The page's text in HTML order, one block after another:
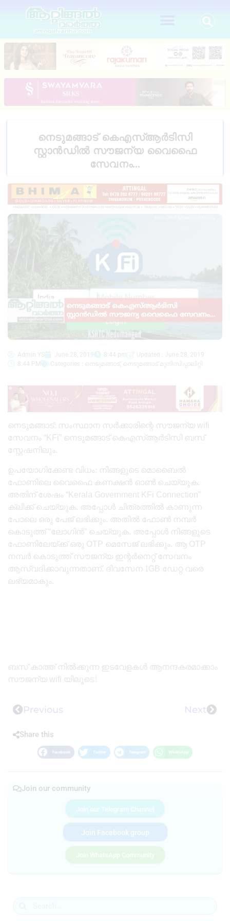
നെടുമങ്ങാട് കെഎസ്ആർടിസി
സ്റ്റാൻഡിൽ സൗജന്യ വൈഫൈ
സേവനം…
Admin YS June 28, 2019 8:44 pm
Updated : June 28, 2019
8:44 PM
Categories : നെടുമങ്ങാട് നെടുമങ്ങാട് മുനിസിപ്പാലിറ്റി
നെടുമങ്ങാട്: സംസ്ഥാന സർക്കാരിന്റെ സൗജന്യ wifi
സേവനം “KFi” നെടുമങ്ങാട് കെഎസ്ആർടിസി ബസ്
സ്റ്റേഷനിലും.
ഉപയോഗിക്കേണ്ട വിധം: നിങ്ങളുടെ മൊബൈൽ
ഫോണിലെ വൈഫൈ കണക്ഷൻ ഓൺ ചെയ്യുക.
അതിന് ശേഷം “Kerala Government KFi Connection”
ക്ലിക്ക് ചെയ്യുക. അപ്പോൾ ചിത്രത്തിൽ കാണുന്ന
പോലെ ഒരു പേജ് ലഭിക്കും. അതിൽ ഫോൺ നമ്പർ
കൊടുത്ത് “ലോഗിൻ” ചെയ്യുക. അപ്പോൾ നിങ്ങളുടെ
ഫോണിലേയ്ക്ക് ഒരു OTP മെസേജ് ലഭിക്കും. ആ OTP
നമ്പർ കൊടുത്ത് സൗജന്യ ഇന്റർനെറ്റ് സേവനം
ആസ്വദിക്കാവുന്നതാണ്. ദിവസേന 1GB ഡേറ്റ വരെ
ലഭ്യമാകും.
ബസ് കാത്ത് നിൽക്കുന്ന ഇടവേളകൾ ആനന്ദകരമാക്കാം
സൗജന്യ wifi യിലൂടെ!
Previous Next
Share this
Facebook Twitter Telegram WhatsApp
Join our community
Join our Telegram Channel
Join Facebook group
Join WhatsApp Community